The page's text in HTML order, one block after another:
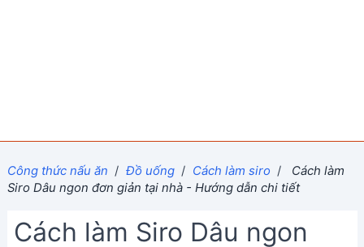
Công thức nấu ăn / Đồ uống / Cách làm siro /
Cách làm
Siro Dâu ngon đơn giản tại nhà - Hướng dẫn chi tiết
Cách làm Siro Dâu ngon